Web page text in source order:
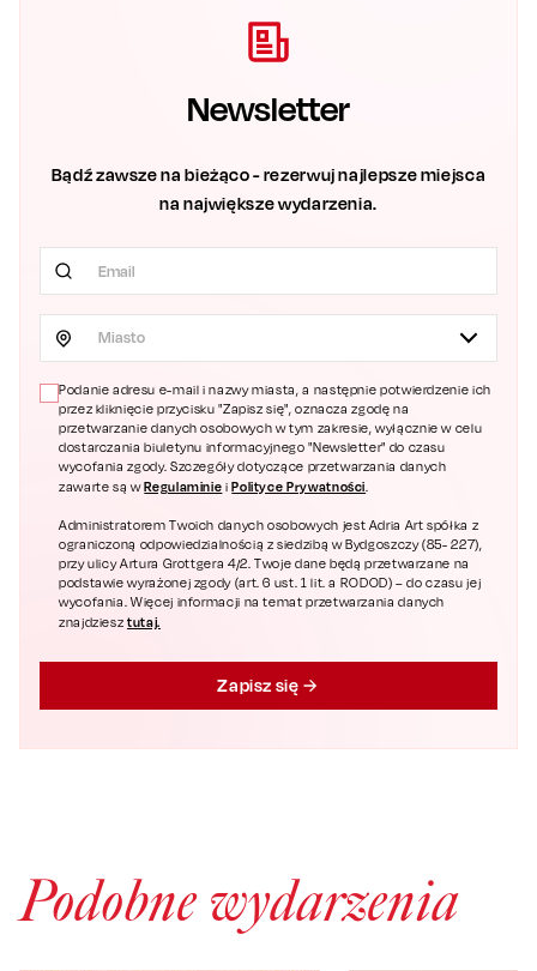
Newsletter
Bądź zawsze na bieżąco - rezerwuj najlepsze miejsca
na największe wydarzenia.
Miasto
Podanie adresu e-mail i nazwy miasta, a następnie potwierdzenie ich
przez kliknięcie przycisku "Zapisz się", oznacza zgodę na
przetwarzanie danych osobowych w tym zakresie, wyłącznie w celu
dostarczania biuletynu informacyjnego "Newsletter" do czasu
wycofania zgody. Szczegóły dotyczące przetwarzania danych
zawarte są wRegulaminie i Polityce Prywatności.
Administratorem Twoich danych osobowych jest Adria Art spółka z
ograniczoną odpowiedzialnością z siedzibą w Bydgoszczy (85- 227),
przy ulicy Artura Grottgera 4/2. Twoje dane będą przetwarzane na
podstawie wyrażonej zgody (art. 6 ust. 1 lit. a RODOD) – do czasu jej
wycofania. Więcej informacji na temat przetwarzania danych
znajdziesztutaj.
Zapisz się
Podobne wydarzenia